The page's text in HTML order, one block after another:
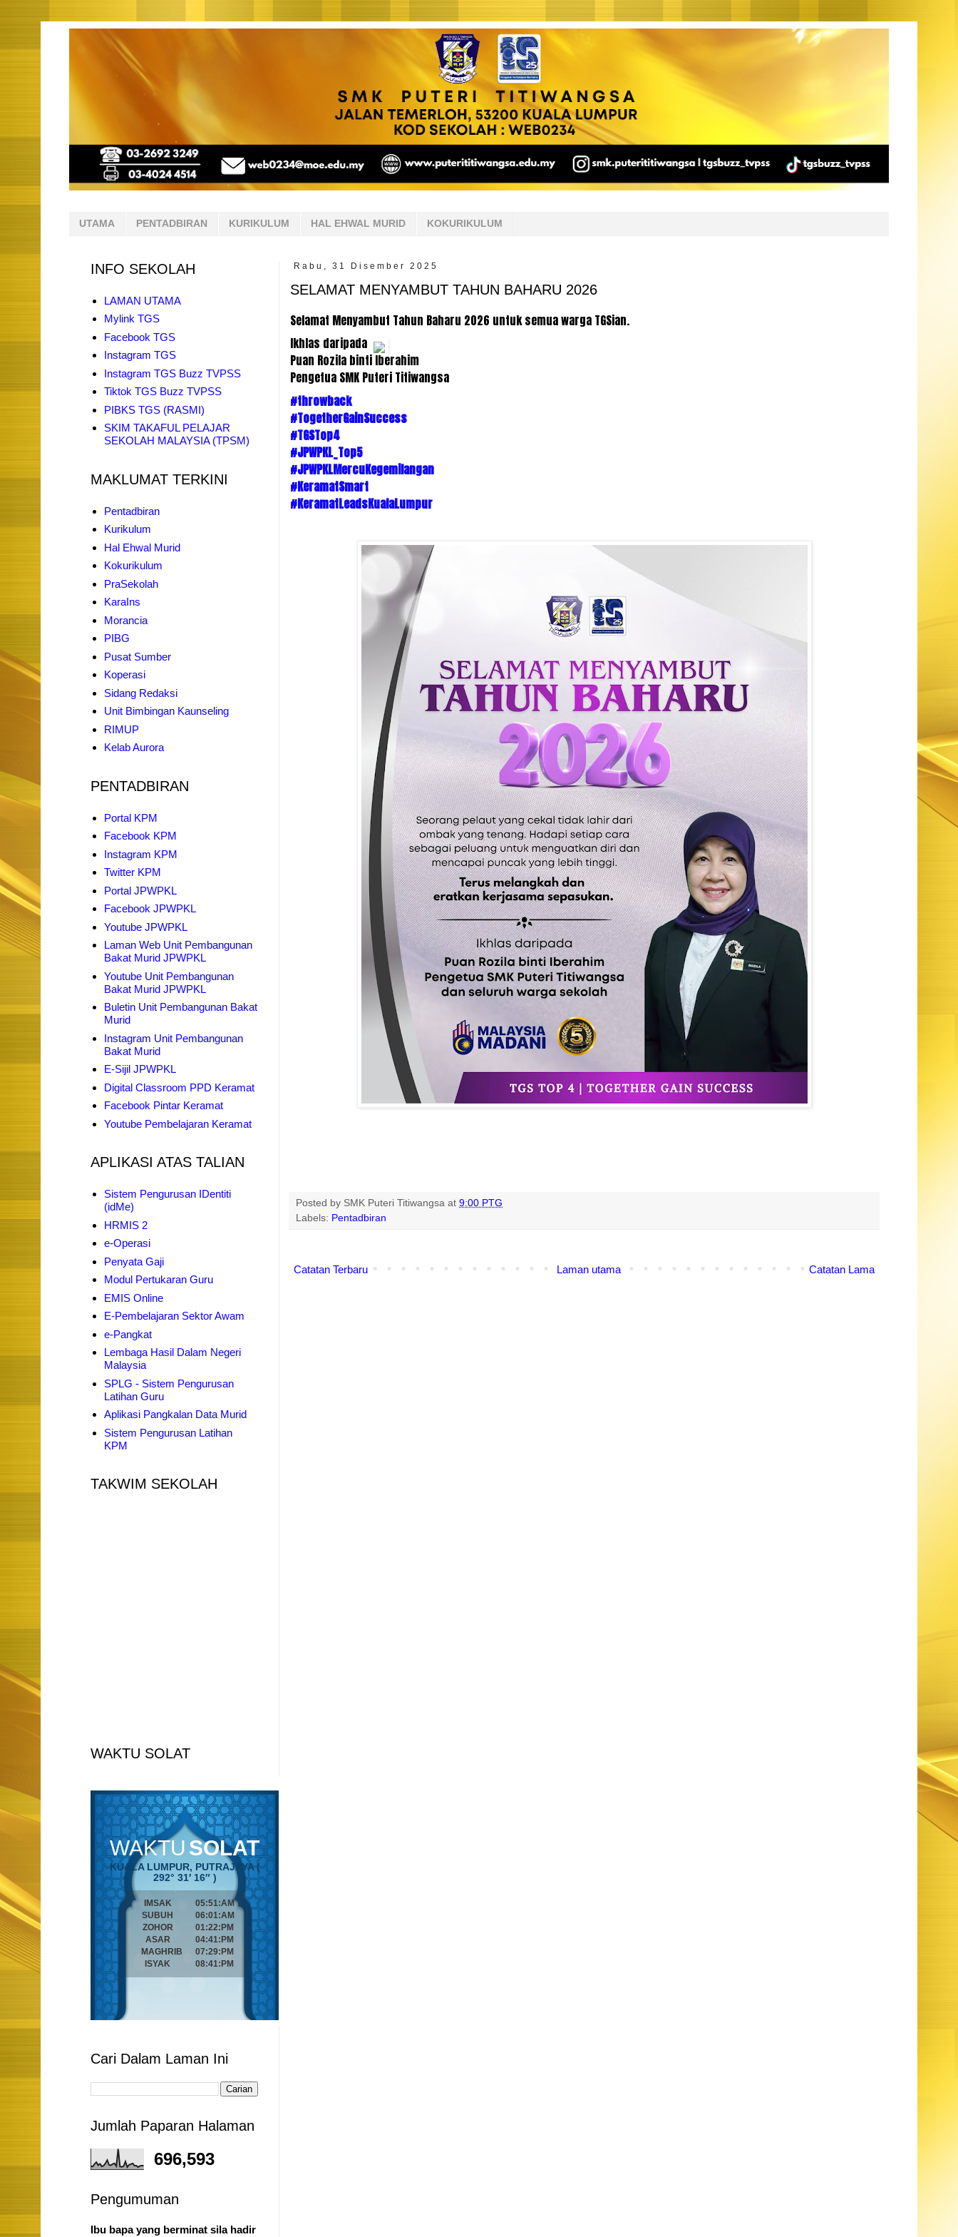
UTAMA PENTADBIRAN KURIKULUM HAL EHWAL MURID KOKURIKULUM
Rabu, 31 Disember 2025
SELAMAT MENYAMBUT TAHUN BAHARU 2026
Selamat Menyambut Tahun Baharu 2026 untuk semua warga TGSian.
Ikhlas daripada
Puan Rozila binti Iberahim
Pengetua SMK Puteri Titiwangsa
#throwback
#TogetherGainSuccess
#TGSTop4
#JPWPKL_Top5
#JPWPKLMercuKegemilangan
#KeramatSmart
#KeramatLeadsKualaLumpur
Posted by SMK Puteri Titiwangsa at 9:00 PTG
Labels: Pentadbiran
Catatan Terbaru Catatan Lama
Laman utama
INFO SEKOLAH
LAMAN UTAMA
Mylink TGS
Facebook TGS
Instagram TGS
Instagram TGS Buzz TVPSS
Tiktok TGS Buzz TVPSS
PIBKS TGS (RASMI)
SKIM TAKAFUL PELAJAR
SEKOLAH MALAYSIA (TPSM)
MAKLUMAT TERKINI
Pentadbiran
Kurikulum
Hal Ehwal Murid
Kokurikulum
PraSekolah
KaraIns
Morancia
PIBG
Pusat Sumber
Koperasi
Sidang Redaksi
Unit Bimbingan Kaunseling
RIMUP
Kelab Aurora
PENTADBIRAN
Portal KPM
Facebook KPM
Instagram KPM
Twitter KPM
Portal JPWPKL
Facebook JPWPKL
Youtube JPWPKL
Laman Web Unit Pembangunan
Bakat Murid JPWPKL
Youtube Unit Pembangunan
Bakat Murid JPWPKL
Buletin Unit Pembangunan Bakat
Murid
Instagram Unit Pembangunan
Bakat Murid
E-Sijil JPWPKL
Digital Classroom PPD Keramat
Facebook Pintar Keramat
Youtube Pembelajaran Keramat
APLIKASI ATAS TALIAN
Sistem Pengurusan IDentiti
(idMe)
HRMIS 2
e-Operasi
Penyata Gaji
Modul Pertukaran Guru
EMIS Online
E-Pembelajaran Sektor Awam
e-Pangkat
Lembaga Hasil Dalam Negeri
Malaysia
SPLG - Sistem Pengurusan
Latihan Guru
Aplikasi Pangkalan Data Murid
Sistem Pengurusan Latihan
KPM
TAKWIM SEKOLAH
WAKTU SOLAT
Cari Dalam Laman Ini
Jumlah Paparan Halaman
696,593
Pengumuman
Ibu bapa yang berminat sila hadir